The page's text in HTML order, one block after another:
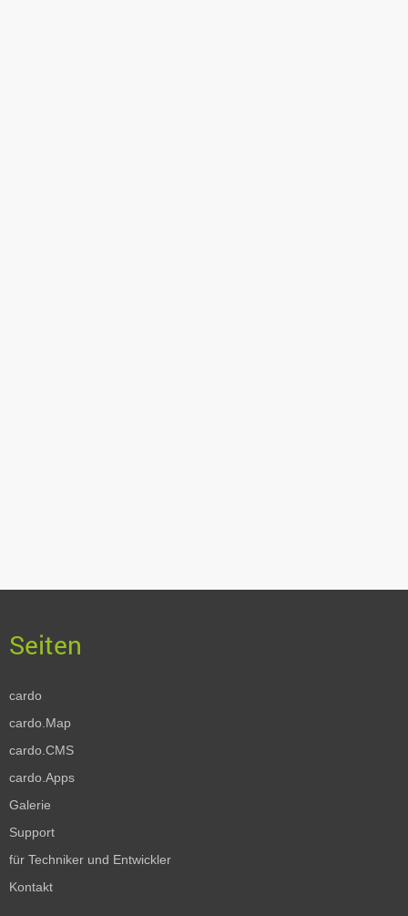
cardo
cardo.Map
cardo.CMS
cardo.Apps
Galerie
Support
für Techniker und Entwickler
Kontakt